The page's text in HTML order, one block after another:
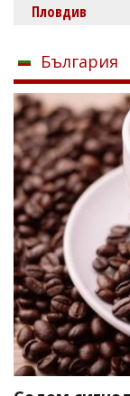
Пловдив
България